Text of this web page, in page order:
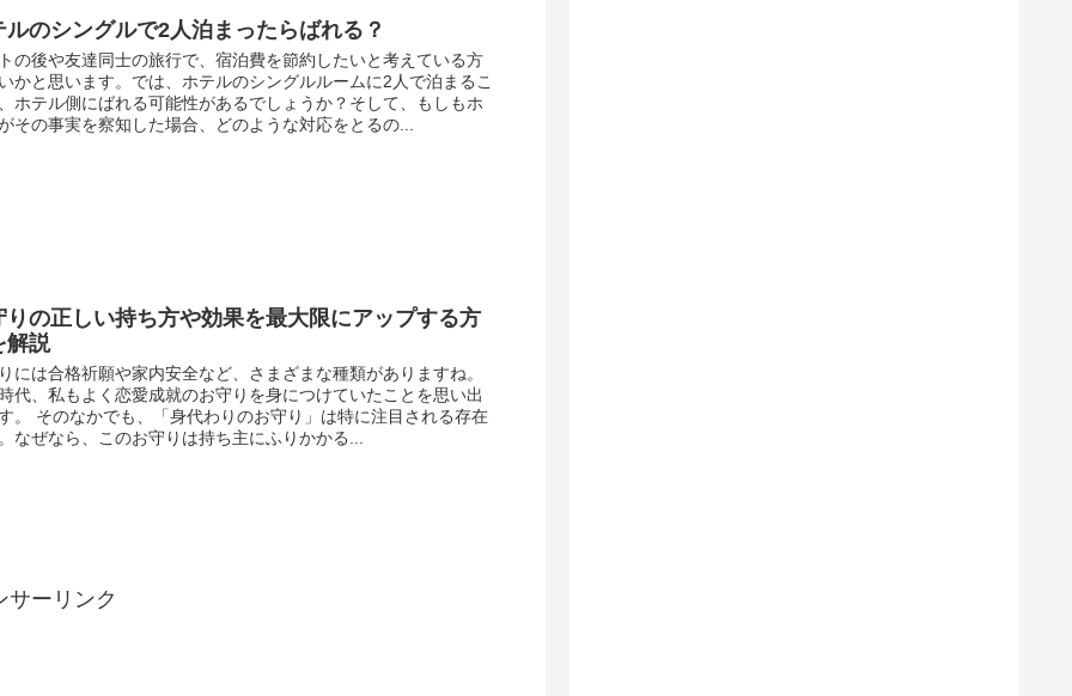
ルのシングルで2人泊まったらばれる？
の後や友達同士の旅行で、宿泊費を節約したいと考えている方
かと思います。では、ホテルのシングルルームに2人で泊まるこ
ホテル側にばれる可能性があるでしょうか？そして、もしもホ
その事実を察知した場合、どのような対応をとるの...
りの正しい持ち方や効果を最大限にアップする方
解説
には合格祈願や家内安全など、さまざまな種類がありますね。
代、私もよく恋愛成就のお守りを身につけていたことを思い出
。 そのなかでも、「身代わりのお守り」は特に注目される存在
なぜなら、このお守りは持ち主にふりかかる...
サーリンク